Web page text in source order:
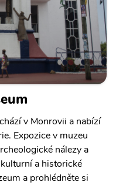
v Monrovii a nabízí
Expozice v muzeu
nálezy a
a historické
a prohlédněte si